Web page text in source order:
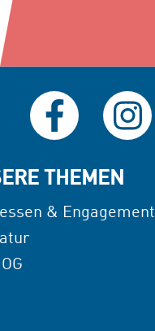
THEMEN
& Engagement